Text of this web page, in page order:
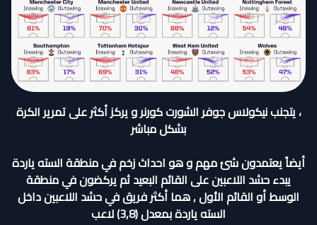
، يتجنب نيكولاس جوفر الشورت كورنر و يركز أكثر على تمرير الكرة
بشكل مباشر
أيضاً يعتمدون شئ مهم و هو احداث زخم في منطقة السته ياردة
يبدء حشد اللاعبين على القائم البعيد ثم يركضون في منطقة
الوسط أو القائم الأول , هما أكثر فريق في حشد اللاعبين داخل
السته ياردة بمعدل (3,8) لاعب